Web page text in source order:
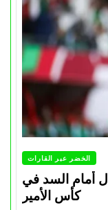
الخضر عبر القارات
أمام السد في
كأس الأمير